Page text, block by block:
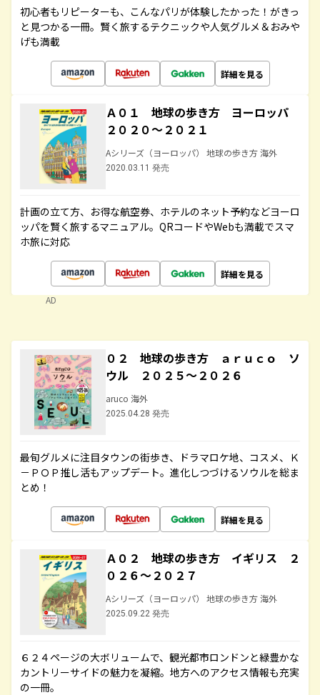
初心者もリピーターも、こんなパリが体験したかった！がきっ
と見つかる一冊。賢く旅するテクニックや人気グルメ＆おみや
げも満載
詳細を見る
Ａ０１ 地球の歩き方 ヨーロッパ
２０２０～２０２１
Aシリーズ（ヨーロッパ） 地球の歩き方 海外
2020.03.11 発売
計画の立て方、お得な航空券、ホテルのネット予約などヨーロ
ッパを賢く旅するマニュアル。QRコードやWebも満載でスマ
ホ旅に対応
詳細を見る
AD
０２ 地球の歩き方 ａｒｕｃｏ ソ
ウル ２０２５～２０２６
aruco 海外
2025.04.28 発売
最旬グルメに注目タウンの街歩き、ドラマロケ地、コスメ、Ｋ
－ＰＯＰ推し活もアップデート。進化しつづけるソウルを総ま
とめ！
詳細を見る
Ａ０２ 地球の歩き方 イギリス ２
０２６～２０２７
Aシリーズ（ヨーロッパ） 地球の歩き方 海外
2025.09.22 発売
６２４ページの大ボリュームで、観光都市ロンドンと緑豊かな
カントリーサイドの魅力を凝縮。地方へのアクセス情報も充実
の一冊。